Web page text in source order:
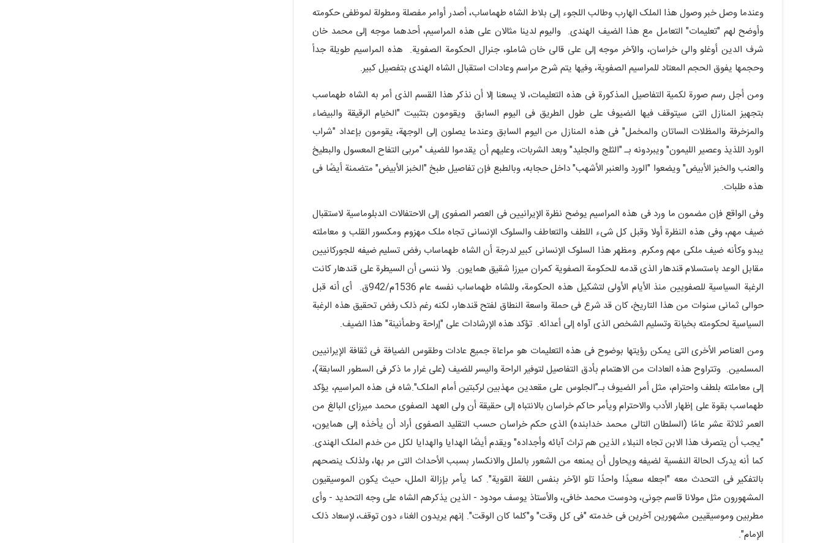
وعندما وصل خبر وصول هذا الملک الهارب وطالب اللجوء إلى بلاط الشاه طهماساب، أصدر أوامر مفصلة ومطولة لموظفی حکومته
وأوضح لهم "تعلیمات" التعامل مع هذا الضیف الهندی. والیوم لدینا مثالان على هذه المراسیم، أحدهما موجه إلى محمد خان
شرف الدین أوغلو والی خراسان، والآخر موجه إلى علی قالی خان شاملو، جنرال الحکومة الصفویة. هذه المراسیم طویلة جداً
وحجمها یفوق الحجم المعتاد للمراسیم الصفویة، وفیها یتم شرح مراسم وعادات استقبال الشاه الهندی بتفصیل کبیر.
ومن أجل رسم صورة لکمیة التفاصیل المذکورة فی هذه التعلیمات، لا یسعنا إلا أن نذکر هذا القسم الذی أمر به الشاه طهماسب
بتجهیز المنازل التی سیتوقف فیها الضیوف على طول الطریق فی الیوم السابق ویقومون بتثبیت "الخیام الرقیقة والبیضاء
والمزخرفة والمظلات الساتان والمخمل" فی هذه المنازل من الیوم السابق وعندما یصلون إلى الوجهة، یقومون بإعداد "شراب
الورد اللذیذ وعصیر اللیمون" ویبردونه بـ "الثلج والجلید" وبعد الشربات، وعلیهم أن یقدموا للضیف "مربى التفاح المعسول والبطیخ
والعنب والخبز الأبیض" ویضعوا "الورد والعنبر الأشهب" داخل حجابه، وبالطبع فإن تفاصیل طبخ "الخبز الأبیض" متضمنة أیضًا فی
هذه طلبات.
وفی الواقع فإن مضمون ما ورد فی هذه المراسیم یوضح نظرة الإیرانیین فی العصر الصفوی إلى الاحتفالات الدبلوماسیة لاستقبال
ضیف مهم، وفی هذه النظرة أولا وقبل کل شیء اللطف والتعاطف والسلوک الإنسانی تجاه ملک مهزوم ومکسور القلب و معاملته
یبدو وکأنه ضیف ملکی مهم ومکرم. ومظهر هذا السلوک الإنسانی کبیر لدرجة أن الشاه طهماساب رفض تسلیم ضیفه للجورکانیین
مقابل الوعد باستسلام قندهار الذی قدمه للحکومة الصفویة کمران میرزا شقیق همایون. ولا ننسى أن السیطرة على قندهار کانت
الرغبة السیاسیة للصفویین منذ الأیام الأولى لتشکیل هذه الحکومة، وللشاه طهماساب نفسه عام 1536م/942ق. أی أنه قبل
حوالی ثمانی سنوات من هذا التاریخ، کان قد شرع فی حملة واسعة النطاق لفتح قندهار، لکنه رغم ذلک رفض تحقیق هذه الرغبة
السیاسیة لحکومته بخیانة وتسلیم الشخص الذی آواه إلى أعدائه. تؤکد هذه الإرشادات على "إراحة وطمأنینة" هذا الضیف.
ومن العناصر الأخرى التی یمکن رؤیتها بوضوح فی هذه التعلیمات هو مراعاة جمیع عادات وطقوس الضیافة فی ثقافة الإیرانیین
المسلمین. وتتراوح هذه العادات من الاهتمام بأدق التفاصیل لتوفیر الراحة والیسر للضیف (على غرار ما ذکر فی السطور السابقة)،
إلى معاملته بلطف واحترام، مثل أمر الضیوف بـ”الجلوس على مقعدین مهذبین لرکبتین أمام الملک".شاه فی هذه المراسیم، یؤکد
طهماسب بقوة على إظهار الأدب والاحترام ویأمر حاکم خراسان بالانتباه إلى حقیقة أن ولی العهد الصفوی محمد میرزای البالغ من
العمر ثلاثة عشر عامًا (السلطان التالی محمد خدابنده) الذی حکم خراسان حسب التقلید الصفوی أراد أن یأخذه إلى همایون،
"یجب أن یتصرف هذا الابن تجاه النبلاء الذین هم تراث آبائه وأجداده" ویقدم أیضًا الهدایا والهدایا لکل من خدم الملک الهندی.
کما أنه یدرک الحالة النفسیة لضیفه ویحاول أن یمنعه من الشعور بالملل والانکسار بسبب الأحداث التی مر بها، ولذلک ینصحهم
بالتفکیر فی التحدث معه "اجعله سعیدًا واحدًا تلو الآخر بنفس اللغة القویة". کما یأمر بإزالة الملل، حیث یکون الموسیقیون
المشهورون مثل مولانا قاسم جونی، ودوست محمد خافی، والأستاذ یوسف مودود - الذین یذکرهم الشاه على وجه التحدید - وأی
مطربین وموسیقیین مشهورین آخرین فی خدمته "فی کل وقت" و"کلما کان الوقت". إنهم یریدون الغناء دون توقف، لإسعاد ذلک
الإمام".